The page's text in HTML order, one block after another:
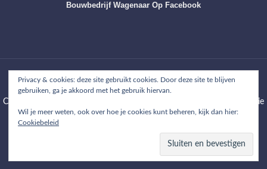
Bouwbedrijf Wagenaar Op Facebook
Home Werkzaamheden Projecten Over ons Contact
Copyright © 2026
| WordPress Theme: Wimpie
Lite by8degree Themes
Privacy & cookies: deze site gebruikt cookies. Door deze site te blijven
gebruiken, ga je akkoord met het gebruik hiervan.
Wil je meer weten, ook over hoe je cookies kunt beheren, kijk dan hier:
Cookiebeleid